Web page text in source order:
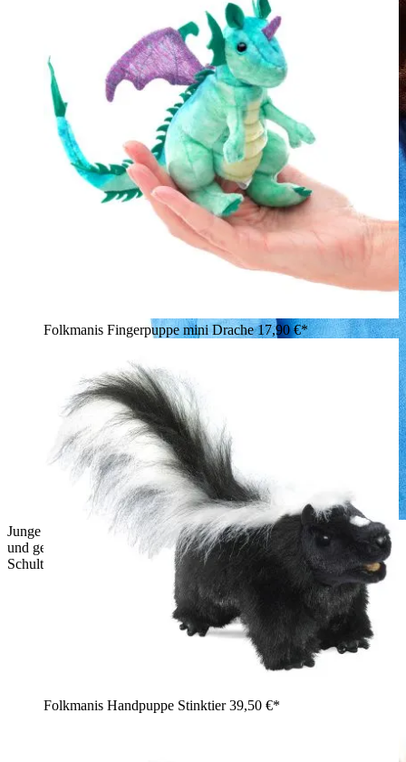
Junge hält Folkmanis Handpuppe Frettchen mit braunem Fell
und geöffnetem Maul auf der rechten Hand, Schwanz über
Schulter.
Folkmanis Fingerpuppe mini Drache17,90 €*
Folkmanis Handpuppe Stinktier39,50 €*